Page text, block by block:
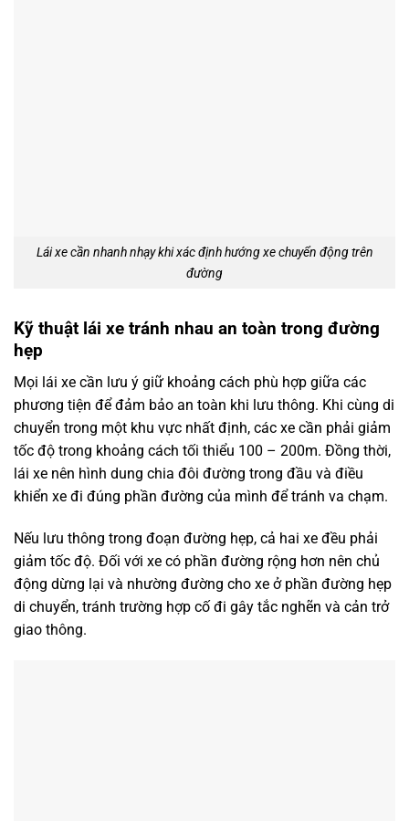
Lái xe cần nhanh nhạy khi xác định hướng xe chuyển động trên
đường
Kỹ thuật lái xe tránh nhau an toàn trong đường
hẹp
Mọi lái xe cần lưu ý giữ khoảng cách phù hợp giữa các
phương tiện để đảm bảo an toàn khi lưu thông. Khi cùng di
chuyển trong một khu vực nhất định, các xe cần phải giảm
tốc độ trong khoảng cách tối thiểu 100 – 200m. Đồng thời,
lái xe nên hình dung chia đôi đường trong đầu và điều
khiển xe đi đúng phần đường của mình để tránh va chạm.
Nếu lưu thông trong đoạn đường hẹp, cả hai xe đều phải
giảm tốc độ. Đối với xe có phần đường rộng hơn nên chủ
động dừng lại và nhường đường cho xe ở phần đường hẹp
di chuyển, tránh trường hợp cố đi gây tắc nghẽn và cản trở
giao thông.